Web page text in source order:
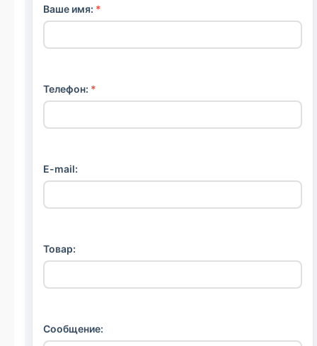
Ваше имя: *
Телефон: *
E-mail:
Товар:
Сообщение: